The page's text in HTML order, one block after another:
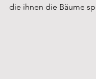
die ihnen die Bäume